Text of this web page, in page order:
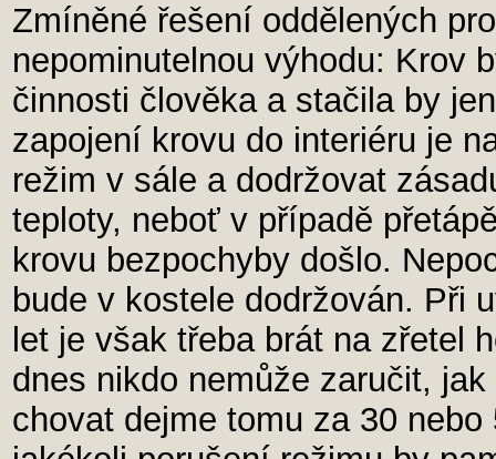
Zmíněné řešení oddělených
nepominutelnou výhodu: Krov
činnosti člověka a stačila by
zapojení krovu do interiéru je
režim v sále a dodržovat
teploty, neboť v případě
krovu bezpochyby došlo.
bude v kostele dodržován. Při
let je však třeba brát na zřetel
dnes nikdo nemůže zaručit,
chovat dejme tomu za 30